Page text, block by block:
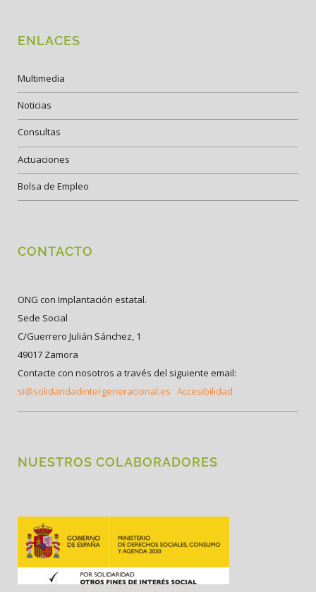
ENLACES
Multimedia
Noticias
Consultas
Actuaciones
Bolsa de Empleo
CONTACTO
ONG con Implantación estatal.
Sede Social
C/Guerrero Julián Sánchez, 1
49017 Zamora
Contacte con nosotros a través del siguiente email:
si@solidaridadintergeneracional.es Accesibilidad
NUESTROS COLABORADORES